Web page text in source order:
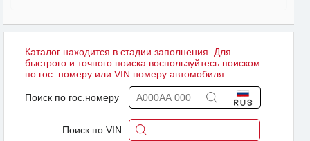
Каталог находится в стадии заполнения. Для
быстрого и точного поиска воспользуйтесь поиском
по гос. номеру или VIN номеру автомобиля.
Поиск по гос.номеру
Поиск по VIN